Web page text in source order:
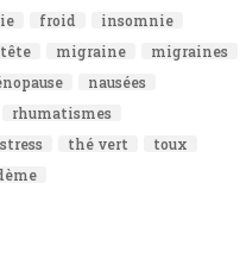
froid
insomnie
migraine
migraines
nausées
rhumatismes
stress thé vert
toux